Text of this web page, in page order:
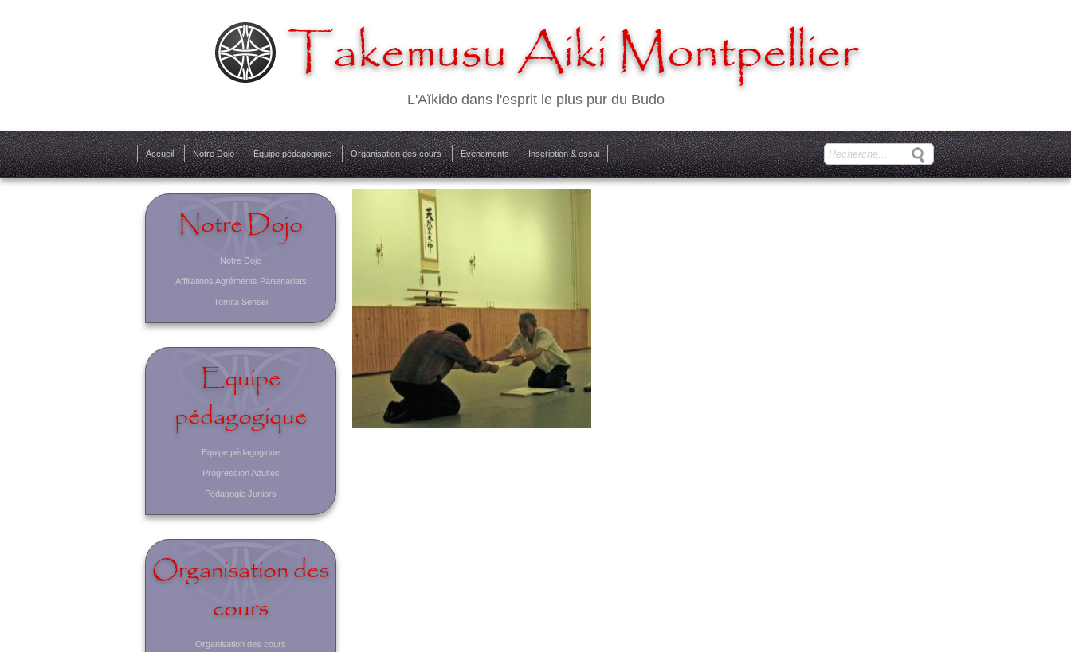
Takemusu Aiki Montpellier
L'Aïkido dans l'esprit le plus pur du Budo
Accueil Notre Dojo Equipe pédagogique Organisation des cours Evènements Inscription & essai
Notre Dojo
Notre Dojo
Affiliations Agréments Partenariats
Tomita Sensei
Equipe
pédagogique
Equipe pédagogique
Progression Adultes
Pédagogie Juniors
Organisation des
cours
Organisation des cours